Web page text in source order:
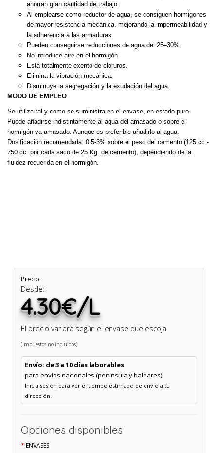
ahorran gran cantidad de trabajo.
Al emplearse como reductor de agua, se consiguen hormigones
de mayor resistencia mecánica, mejorando la impermeabilidad y
la adherencia a las armaduras.
Pueden conseguirse reducciones de agua del 25–30%.
No introduce aire en el hormigón.
Está totalmente exento de cloruros.
Elimina la vibración mecánica.
Disminuye la segregación y la exudación del agua.
MODO DE EMPLEO
Se utiliza tal y como se suministra en el envase, en estado puro.
Puede añadirse indistintamente al agua del amasado o sobre el
hormigón ya amasado. Aunque es preferible añadirlo al agua.
Dosificación recomendada: 0.5-3% sobre el peso del cemento (125 cc.-
750 cc. por cada saco de 25 Kg. de cemento), dependiendo de la
fluidez requerida en el hormigón.
Precio:
Desde:
4.30€/L
El precio variará según el envase que escoja
(Impuestos no incluidos)
Envío: de 3 a 10 días laborables
para envíos nacionales (peninsula y baleares)
Inicia sesión para ver el tiempo estimado de envío a tu
dirección.
Opciones disponibles
ENVASES